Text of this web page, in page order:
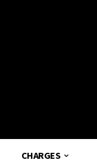
CHARGES